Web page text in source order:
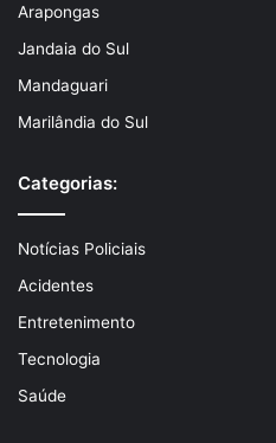
Arapongas
Jandaia do Sul
Mandaguari
Marilândia do Sul
Categorias:
Notícias Policiais
Acidentes
Entretenimento
Tecnologia
Saúde